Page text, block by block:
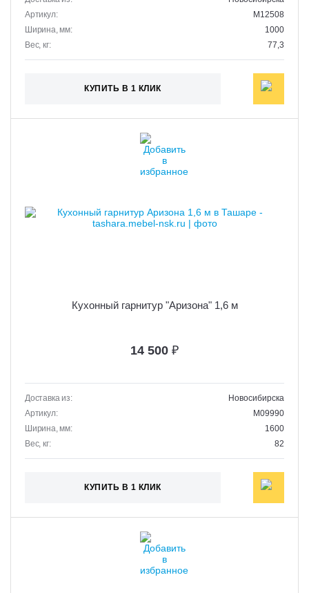
Артикул:
M12508
Ширина, мм:
1000
Вес, кг:
77,3
КУПИТЬ В 1 КЛИК
Кухонный гарнитур "Аризона" 1,6 м
14 500 ₽
Доставка из:
Новосибирска
Артикул:
M09990
Ширина, мм:
1600
Вес, кг:
82
КУПИТЬ В 1 КЛИК